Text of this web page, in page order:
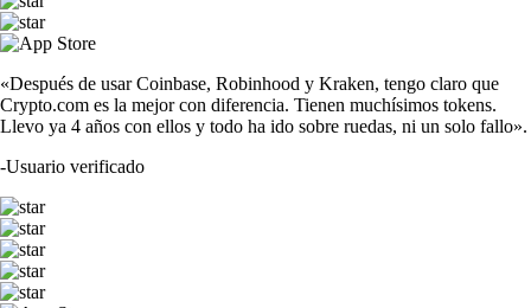
«Después de usar Coinbase, Robinhood y Kraken, tengo claro que
Crypto.com es la mejor con diferencia. Tienen muchísimos tokens.
Llevo ya 4 años con ellos y todo ha ido sobre ruedas, ni un solo fallo».
-Usuario verificado